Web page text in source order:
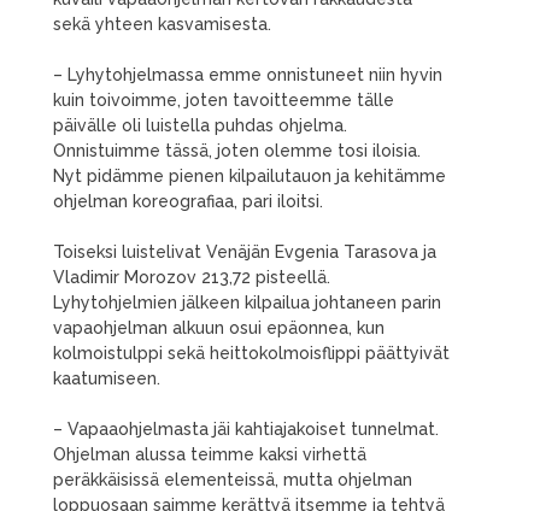
sekä yhteen kasvamisesta.
– Lyhytohjelmassa emme onnistuneet niin hyvin
kuin toivoimme, joten tavoitteemme tälle
päivälle oli luistella puhdas ohjelma.
Onnistuimme tässä, joten olemme tosi iloisia.
Nyt pidämme pienen kilpailutauon ja kehitämme
ohjelman koreografiaa, pari iloitsi.
Toiseksi luistelivat Venäjän Evgenia Tarasova ja
Vladimir Morozov 213,72 pisteellä.
Lyhytohjelmien jälkeen kilpailua johtaneen parin
vapaohjelman alkuun osui epäonnea, kun
kolmoistulppi sekä heittokolmoisflippi päättyivät
kaatumiseen.
– Vapaaohjelmasta jäi kahtiajakoiset tunnelmat.
Ohjelman alussa teimme kaksi virhettä
peräkkäisissä elementeissä, mutta ohjelman
loppuosaan saimme kerättyä itsemme ja tehtyä